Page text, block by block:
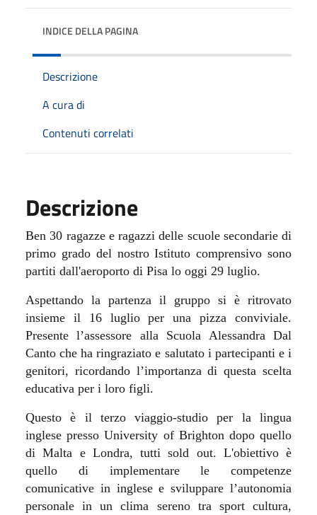
INDICE DELLA PAGINA
Descrizione
A cura di
Contenuti correlati
Descrizione
Ben 30 ragazze e ragazzi delle scuole secondarie di
primo grado del nostro Istituto comprensivo sono
partiti dall'aeroporto di Pisa lo oggi 29 luglio.
Aspettando la partenza il gruppo si è ritrovato
insieme il 16 luglio per una pizza conviviale.
Presente l’assessore alla Scuola Alessandra Dal
Canto che ha ringraziato e salutato i partecipanti e i
genitori, ricordando l’importanza di questa scelta
educativa per i loro figli.
Questo è il terzo viaggio-studio per la lingua
inglese presso University of Brighton dopo quello
di Malta e Londra, tutti sold out. L'obiettivo è
quello di implementare le competenze
comunicative in inglese e sviluppare l’autonomia
personale in un clima sereno tra sport cultura,